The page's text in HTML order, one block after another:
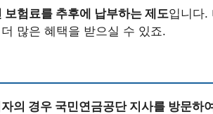
험료를 추후에 납부하는 제도입니다.
많은 혜택을 받으실 수 있죠.
의 경우 국민연금공단 지사를 방문하